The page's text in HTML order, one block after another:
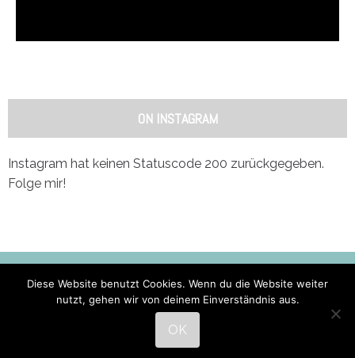
ON INSTAGRAM
Instagram hat keinen Statuscode 200 zurückgegeben.
Folge mir!
Impressum
Diese Website benutzt Cookies. Wenn du die Website weiter
nutzt, gehen wir von deinem Einverständnis aus.
OK